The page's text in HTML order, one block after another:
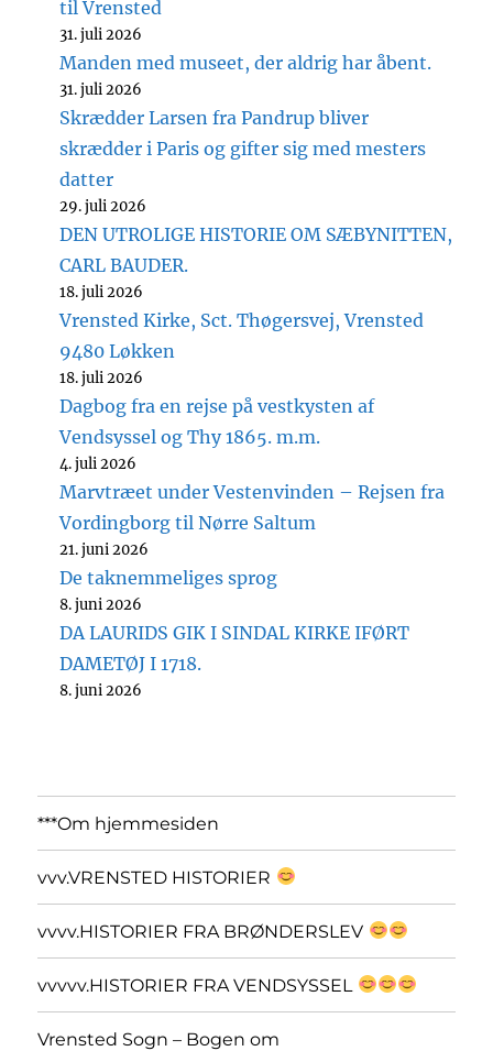
til Vrensted
31. juli 2026
Manden med museet, der aldrig har åbent.
31. juli 2026
Skrædder Larsen fra Pandrup bliver
skrædder i Paris og gifter sig med mesters
datter
29. juli 2026
DEN UTROLIGE HISTORIE OM SÆBYNITTEN,
CARL BAUDER.
18. juli 2026
Vrensted Kirke, Sct. Thøgersvej, Vrensted
9480 Løkken
18. juli 2026
Dagbog fra en rejse på vestkysten af
Vendsyssel og Thy 1865. m.m.
4. juli 2026
Marvtræet under Vestenvinden – Rejsen fra
Vordingborg til Nørre Saltum
21. juni 2026
De taknemmeliges sprog
8. juni 2026
DA LAURIDS GIK I SINDAL KIRKE IFØRT
DAMETØJ I 1718.
8. juni 2026
***Om hjemmesiden
vvv.VRENSTED HISTORIER
vvvv.HISTORIER FRA BRØNDERSLEV
vvvvv.HISTORIER FRA VENDSYSSEL
Vrensted Sogn – Bogen om